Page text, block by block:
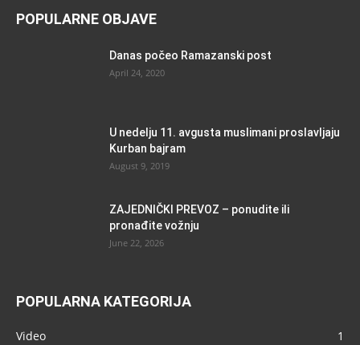
POPULARNE OBJAVE
Danas počeo Ramazanski post
April 24, 2020
U nedelju 11. avgusta muslimani proslavljaju
Kurban bajram
August 9, 2019
ZAJEDNIČKI PREVOZ – ponudite ili
pronađite vožnju
June 22, 2026
POPULARNA KATEGORIJA
Video
1